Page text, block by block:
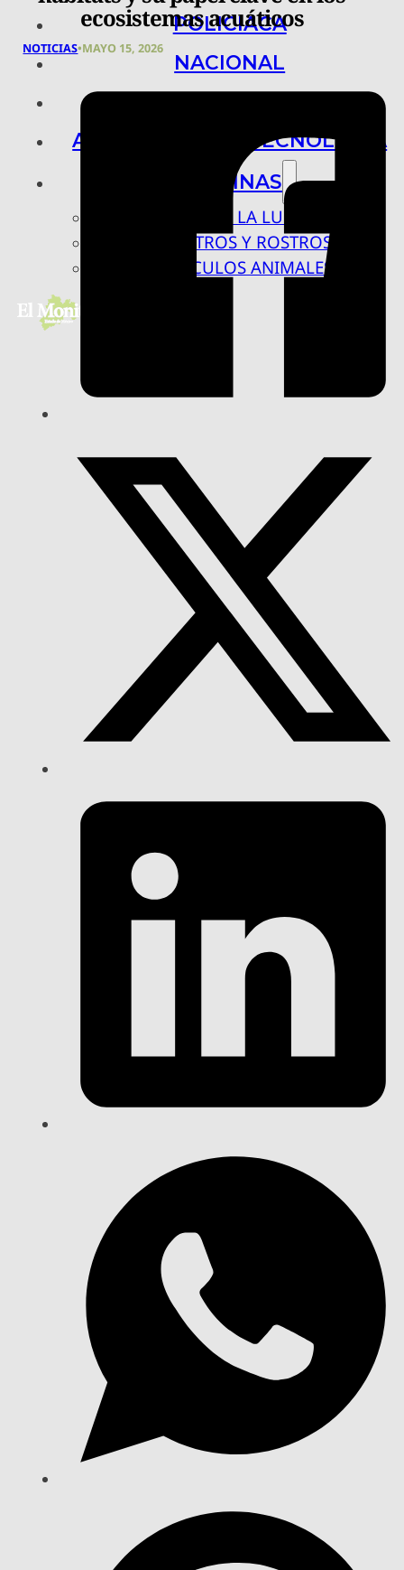
POLICIACA
NACIONAL
ARTE, CIENCIA Y TECNOLOGÍA
COLUMNAS
BAJO LA LUPA
RASTROS Y ROSTROS
VÍNCULOS ANIMALES
ecosistemas acuáticos
NOTICIAS•MAYO 15, 2026